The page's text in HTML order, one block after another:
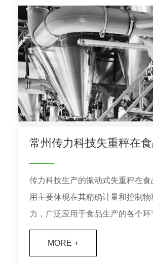
传力科技生产的振动式失重秤在食
用‌主要体现在其精确计量和控制
力，广泛应用于食品生产的各个环
品质量和生产效率
MORE +